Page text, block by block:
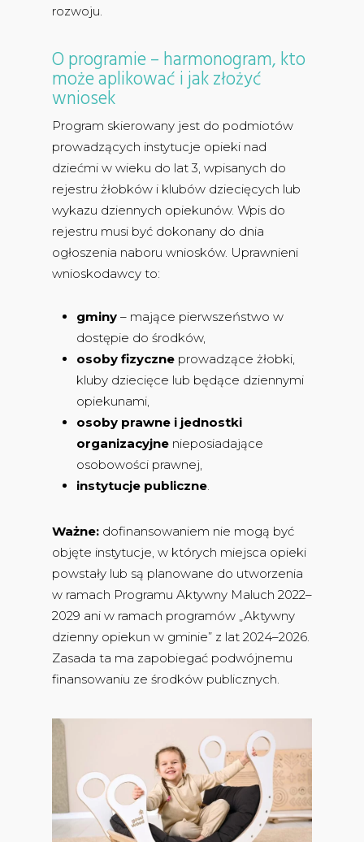
rozwoju.
O programie – harmonogram, kto
może aplikować i jak złożyć
wniosek
Program skierowany jest do podmiotów
prowadzących instytucje opieki nad
dziećmi w wieku do lat 3, wpisanych do
rejestru żłobków i klubów dziecięcych lub
wykazu dziennych opiekunów. Wpis do
rejestru musi być dokonany do dnia
ogłoszenia naboru wniosków. Uprawnieni
wnioskodawcy to:
gminy – mające pierwszeństwo w
dostępie do środków,
osoby fizyczne prowadzące żłobki,
kluby dziecięce lub będące dziennymi
opiekunami,
osoby prawne i jednostki
organizacyjne nieposiadające
osobowości prawnej,
instytucje publiczne.
Ważne: dofinansowaniem nie mogą być
objęte instytucje, w których miejsca opieki
powstały lub są planowane do utworzenia
w ramach Programu Aktywny Maluch 2022–
2029 ani w ramach programów „Aktywny
dzienny opiekun w gminie” z lat 2024–2026.
Zasada ta ma zapobiegać podwójnemu
finansowaniu ze środków publicznych.